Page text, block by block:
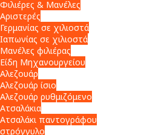
Φιλιέρες & Μανέλες
Αριστερές
Γερμανίας σε χιλιοστά
Ιαπωνίας σε χιλιοστά
Μανέλες φιλιέρας
Είδη Μηχανουργείου
Αλεζουάρ
Αλεζουάρ ίσιο
Αλεζουάρ ρυθμιζόμενο
Ατσαλάκια
Ατσαλάκι παντογράφου
στρόγγυλο